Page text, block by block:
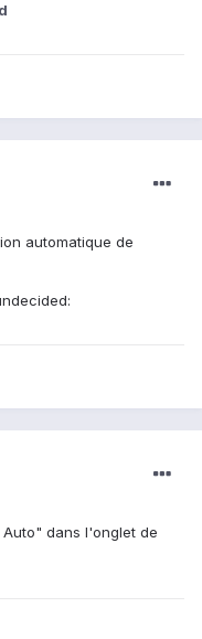
automatique de
dans l'onglet de